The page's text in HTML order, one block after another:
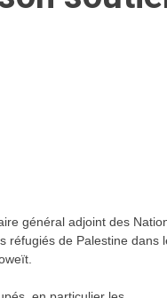
général adjoint des
réfugiés de Palestine dans